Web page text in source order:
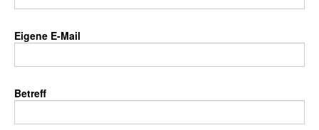
Eigene E-Mail
Betreff